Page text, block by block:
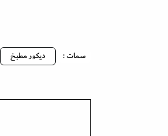
سمات : ديكور مطبخ